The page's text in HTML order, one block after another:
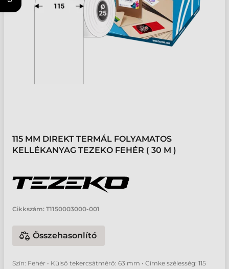
115 MM DIREKT TERMÁL FOLYAMATOS
KELLÉKANYAG TEZEKO FEHÉR ( 30 M )
Cikkszám: T1150003000-001
Összehasonlító
Szín: Fehér • Külső tekercsátmérő: 63 mm • Címke szélesség: 115